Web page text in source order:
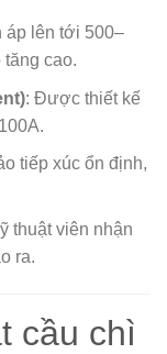
áp lên tới 500–
cao.
: Được thiết kế
tiếp xúc ổn định,
thuật viên nhận
ra.
cầu chì